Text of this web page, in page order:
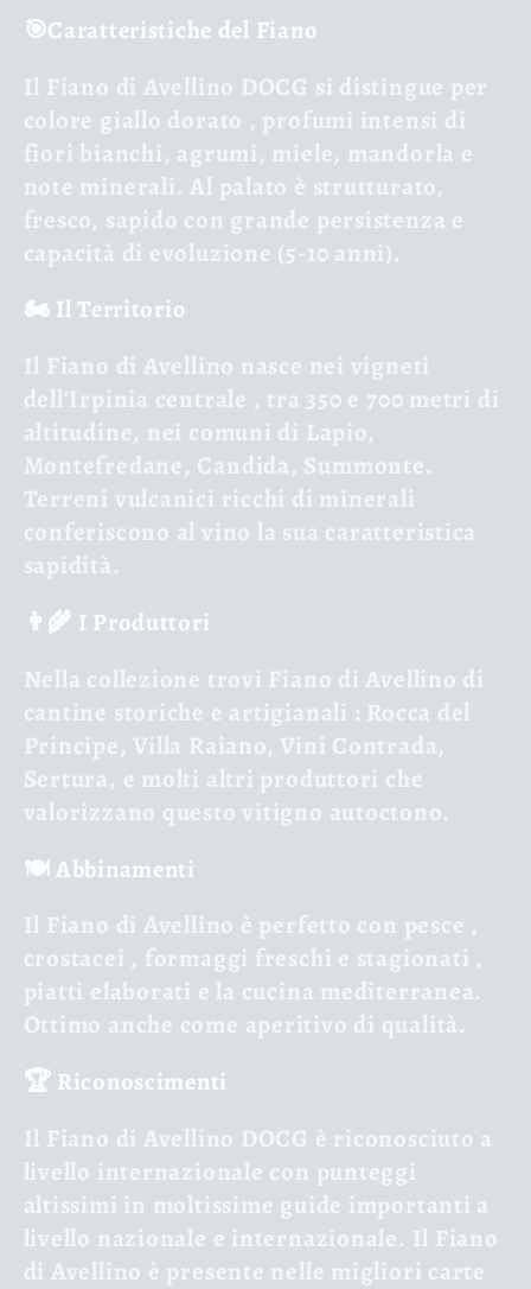
🎯Caratteristiche del Fiano
Il Fiano di Avellino DOCG si distingue per
colore giallo dorato , profumi intensi di
fiori bianchi, agrumi, miele, mandorla e
note minerali. Al palato è strutturato,
fresco, sapido con grande persistenza e
capacità di evoluzione (5-10 anni).
🏍️ Il Territorio
Il Fiano di Avellino nasce nei vigneti
dell'Irpinia centrale , tra 350 e 700 metri di
altitudine, nei comuni di Lapio,
Montefredane, Candida, Summonte.
Terreni vulcanici ricchi di minerali
conferiscono al vino la sua caratteristica
sapidità.
👨🌾 I Produttori
Nella collezione trovi Fiano di Avellino di
cantine storiche e artigianali : Rocca del
Principe, Villa Raiano, Vini Contrada,
Sertura, e molti altri produttori che
valorizzano questo vitigno autoctono.
🍽️ Abbinamenti
Il Fiano di Avellino è perfetto con pesce ,
crostacei , formaggi freschi e stagionati ,
piatti elaborati e la cucina mediterranea.
Ottimo anche come aperitivo di qualità.
🏆 Riconoscimenti
Il Fiano di Avellino DOCG è riconosciuto a
livello internazionale con punteggi
altissimi in moltissime guide importanti a
livello nazionale e internazionale. Il Fiano
di Avellino è presente nelle migliori carte